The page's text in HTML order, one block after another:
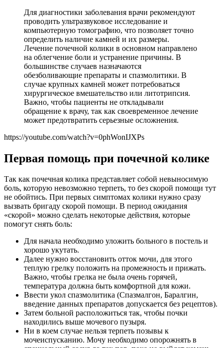
Для диагностики заболевания врачи рекомендуют
проводить ультразвуковое исследование и
компьютерную томографию, что позволяет точно
определить наличие камней и их размеры.
Лечение почечной колики в основном направлено
на облегчение боли и устранение причины. В
большинстве случаев назначаются
обезболивающие препараты и спазмолитики. В
случае крупных камней может потребоваться
хирургическое вмешательство или литотрипсия.
Важно, чтобы пациенты не откладывали
обращение к врачу, так как своевременное лечение
может предотвратить серьезные осложнения.
https://youtube.com/watch?v=0phWonIJXPs
Первая помощь при почечной колике
Так как почечная колика представляет собой невыносимую
боль, которую невозможно терпеть, то без скорой помощи тут
не обойтись. При первых симптомах колики нужно сразу
вызвать бригаду скорой помощи. В период ожидания
«скорой» можно сделать некоторые действия, которые
помогут снять боль:
Для начала необходимо уложить больного в постель и
хорошо укутать.
Далее нужно восстановить отток мочи, для этого
теплую грелку положить на промежность и прижать.
Важно, чтобы грелка не была очень горячей,
температура должна быть комфортной для кожи.
Ввести укол спазмолитика (Спазмалгон, Баралгин,
введение данных препаратов допускается без рецептов).
Затем больной расположиться так, чтобы почки
находились выше мочевого пузыря.
Ни в коем случае нельзя терпеть позывы к
мочеиспусканию. Мочу необходимо опорожнять в